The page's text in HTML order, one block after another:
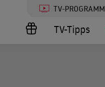
TV-PROGRAMM
TV-Tipps